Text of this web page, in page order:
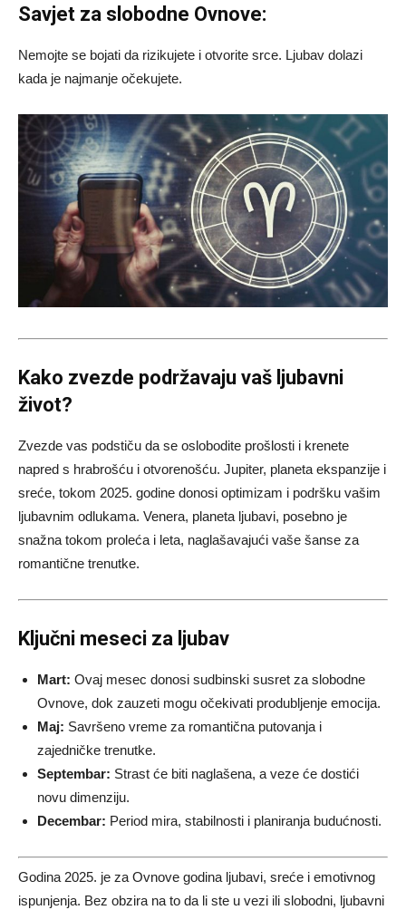
Savjet za slobodne Ovnovе:
Nemojte se bojati da rizikujete i otvorite srce. Ljubav dolazi
kada je najmanje očekujete.
Kako zvezde podržavaju vaš ljubavni
život?
Zvezde vas podstiču da se oslobodite prošlosti i krenete
napred s hrabrošću i otvorenošću. Jupiter, planeta ekspanzije i
sreće, tokom 2025. godine donosi optimizam i podršku vašim
ljubavnim odlukama. Venera, planeta ljubavi, posebno je
snažna tokom proleća i leta, naglašavajući vaše šanse za
romantične trenutke.
Ključni meseci za ljubav
Mart: Ovaj mesec donosi sudbinski susret za slobodne
Ovnove, dok zauzeti mogu očekivati produbljenje emocija.
Maj: Savršeno vreme za romantična putovanja i
zajedničke trenutke.
Septembar: Strast će biti naglašena, a veze će dostići
novu dimenziju.
Decembar: Period mira, stabilnosti i planiranja budućnosti.
Godina 2025. je za Ovnove godina ljubavi, sreće i emotivnog
ispunjenja. Bez obzira na to da li ste u vezi ili slobodni, ljubavni